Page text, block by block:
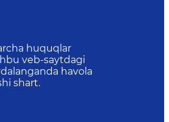
huquqlar
veb-saytdagi
havola
shart.